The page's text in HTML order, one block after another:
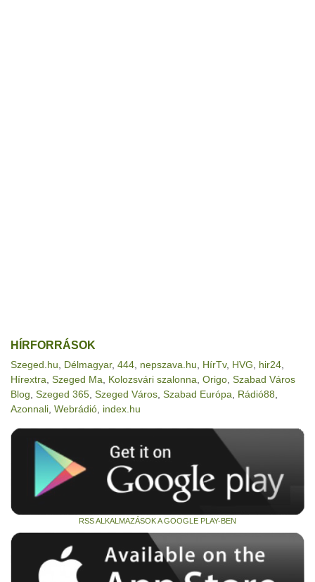
HÍRFORRÁSOK
Szeged.hu Délmagyar, 444 nepszava.hu HírTv, HVG hir24
Hírextra Szeged Ma Kolozsvári szalonna Origo Szabad Város
Blog Szeged 365 Szeged Város Szabad Európa Rádió88
Azonnali Webrádió index.hu
RSS ALKALMAZÁSOK A GOOGLE PLAY-BEN